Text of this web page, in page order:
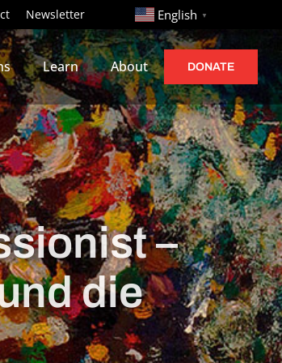
Newsletter http:// English ▼
Learn About DONATE
–
die